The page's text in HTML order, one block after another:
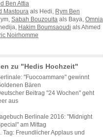
Ben Attia
Mastoura als Hedi,
Rym Ben
Sabah Bouzouita als Baya, Omnia
Hakim Boumsaoudi als Ahmed
Noirhomme
zu "Hedis Hochzeit"
"Fuocoammare" gewinnt
Bären
Beitrag "24 Wochen" geht
aus
Berlinale 2016: "Midnight
am Mittag
Tag: Freundlicher Applaus und